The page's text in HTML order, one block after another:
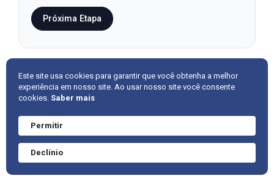
Próxima Etapa
AMBRAC GRO MEDICINA OCUPACIONAL PCMSO
SAÚDE MENTAL NO TRABALHO
Este site usa cookies para garantir que você obtenha a melhor
experiência em nosso site. Ao usar nosso site você consente
cookies. Saber mais
Permitir
Declínio
Precisa de ajuda?
Converve agora